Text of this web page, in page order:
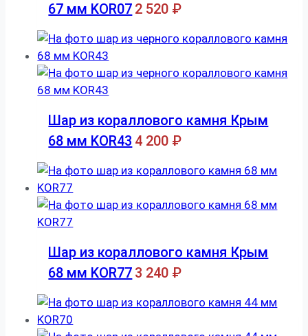
67 мм KOR07 2 520 ₽
Шар из кораллового камня Крым
68 мм KOR43 4 200 ₽
Шар из кораллового камня Крым
68 мм KOR77 3 240 ₽